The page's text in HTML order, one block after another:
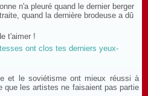
n'a pleuré quand le dernier berger
quand la dernière brodeuse a dû
t'aimer !
ont clos tes derniers yeux-
et le soviétisme ont mieux réussi à
que les artistes ne faisaient pas partie